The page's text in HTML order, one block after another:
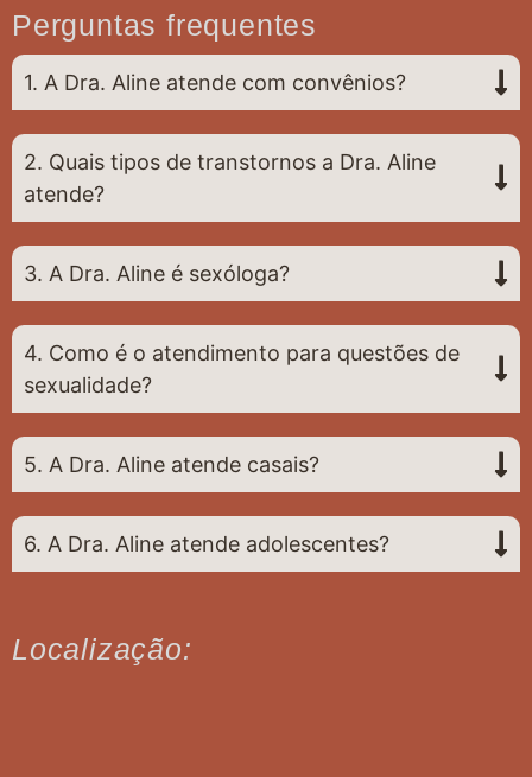
Perguntas frequentes
1. A Dra. Aline atende com convênios?
2. Quais tipos de transtornos a Dra. Aline
atende?
3. A Dra. Aline é sexóloga?
4. Como é o atendimento para questões de
sexualidade?
5. A Dra. Aline atende casais?
6. A Dra. Aline atende adolescentes?
Localização: